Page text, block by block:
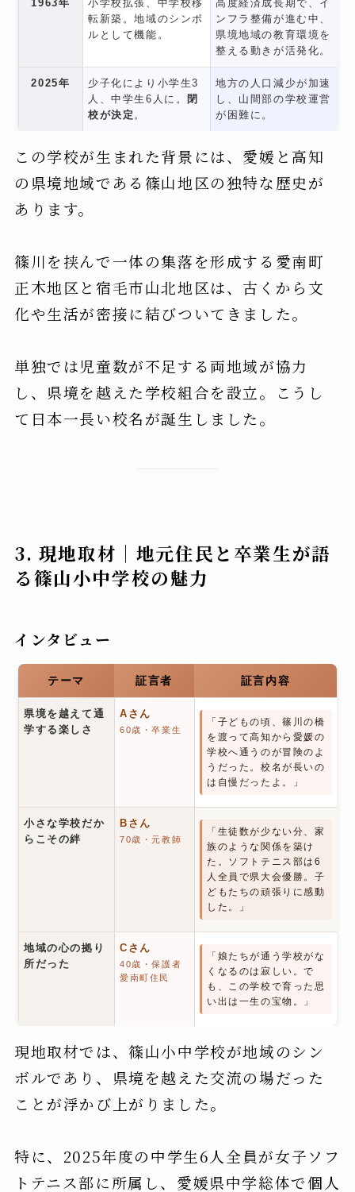
1963年
小学校拡張、中学校移
転新築。地域のシンボ
ルとして機能。
高度経済成長期で、イ
ンフラ整備が進む中、
県境地域の教育環境を
整える動きが活発化。
2025年
少子化により小学生3
人、中学生6人に。 閉
校が決定 。
地方の人口減少が加速
し、山間部の学校運営
が困難に。
この学校が生まれた背景には、愛媛と高知
の県境地域である篠山地区の独特な歴史が
あります。
篠川を挟んで一体の集落を形成する愛南町
正木地区と宿毛市山北地区は、古くから文
化や生活が密接に結びついてきました。
単独では児童数が不足する両地域が協力
し、県境を越えた学校組合を設立。こうし
て日本一長い校名が誕生しました。
3. 現地取材｜地元住民と卒業生が語
る篠山小中学校の魅力
インタビュー
テーマ 証言者 証言内容
県境を越えて通
学する楽しさ
Aさん
60歳・卒業生
「子どもの頃、篠川の橋
を渡って高知から愛媛の
学校へ通うのが冒険のよ
うだった。校名が長いの
は自慢だったよ。」
小さな学校だか
らこその絆
Bさん
70歳・元教師
「生徒数が少ない分、家
族のような関係を築け
た。ソフトテニス部は6
人全員で県大会優勝。子
どもたちの頑張りに感動
した。」
地域の心の拠り
所だった
Cさん
40歳・保護者
愛南町住民
「娘たちが通う学校がな
くなるのは寂しい。で
も、この学校で育った思
い出は一生の宝物。」
現地取材では、篠山小中学校が地域のシン
ボルであり、県境を越えた交流の場だった
ことが浮かび上がりました。
特に、2025年度の中学生6人全員が女子ソフ
トテニス部に所属し、愛媛県中学総体で個人